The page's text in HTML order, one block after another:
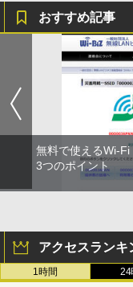
おすすめ記事
無料で使えるWi-Fi
3つのポイント
アクセスランキ
1時間 24